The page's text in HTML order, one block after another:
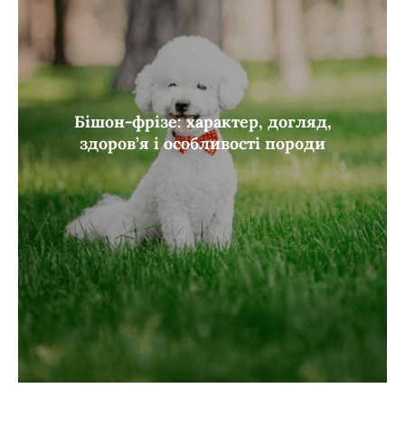
Бішон-фрізе: характер, догляд,
здоров’я і особливості породи